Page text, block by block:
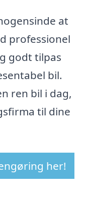
at
professionel
godt tilpas
bil.
ren bil i dag,
til dine
her!